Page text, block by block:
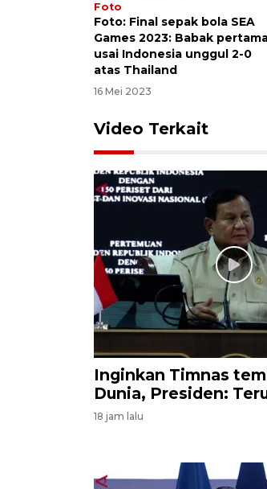
Foto
Foto: Final sepak bola SEA
Games 2023: Babak
usai Indonesia unggul 2-0
atas Thailand
16 Mei 2023
Video Terkait
Inginkan Timnas
Dunia, Presiden:
18 jam lalu